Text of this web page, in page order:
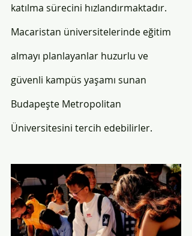
katılma sürecini hızlandırmaktadır.
Macaristan üniversitelerinde eğitim
almayı planlayanlar huzurlu ve
güvenli kampüs yaşamı sunan
Budapeşte Metropolitan
Üniversitesini tercih edebilirler.